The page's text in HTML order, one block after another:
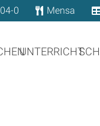
0 Mensa
UNTERRICHT